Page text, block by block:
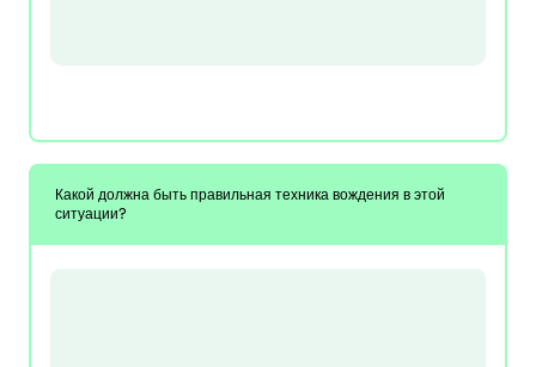
Какой должна быть правильная техника вождения в этой
ситуации?